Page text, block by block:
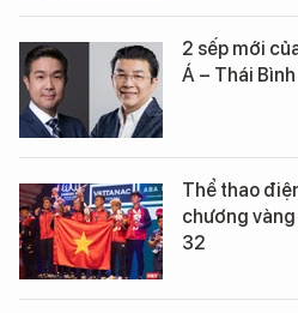
2 sếp mới
Á – Thái
Thể thao
chương
32